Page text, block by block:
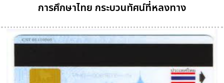
การศึกษาไทย กระบวนทัศน์ที่หลงทาง